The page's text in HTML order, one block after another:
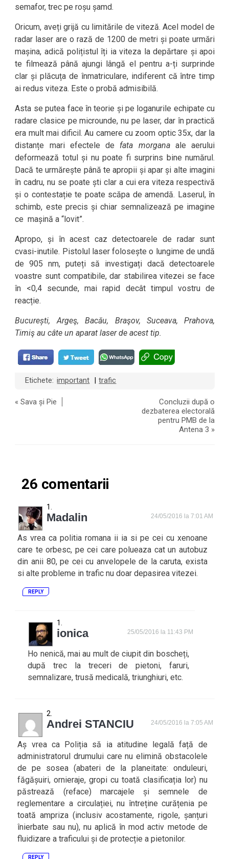
semafor, trec pe roșu șamd.
Oricum, aveți grijă cu limitările de viteză. Acel model de
radar laser are o rază de 1200 de metri și poate urmări
mașina, adică polițistul îți ia viteza la depărtare și apoi
te filmează până ajungi lângă el pentru a-ți surprinde
clar și plăcuța de înmatriculare, indiferent că între timp
ai redus viteza. Este o probă admisibilă.
Asta se putea face în teorie și pe loganurile echipate cu
radare clasice pe microunde, nu pe laser, dar în practică
era mult mai dificil. Au camere cu zoom optic 35x, dar la
distanțe mari efectele de fata morganaale aerului
deformează totul și nu poate fi surprins bine numărul.
Dacă te urmărește până te apropii și apar și alte imagini
în cadru, nu se poate ști clar a cui era viteza respectivă
și o contestație te poate scăpa de amendă. Laserul, în
schimb, este precis și chiar semnalizează pe imagine
ce mașină a “lovit”.
Apropo, și în acest caz detectoarele de radar sunt
cvasi-inutile. Pistolul laser folosește o lungime de undă
de 905 nm, puteți să investigați dacă detectoarele
voastre sunt compatibile, dar stabilirea vitezei se face
în <0,4 secunde, mai rapid decât timpul vostru de
reacție.
București, Argeş, Bacău, Braşov, Suceava, Prahova,
Timiş au câte un aparat laser de acest tip.
Etichete: important trafic
«Sava și Pie
Concluzii după o
dezbaterea electorală
pentru PMB de la
Antena 3 »
26 comentarii
Madalin 24/05/2016 la 7:01 AM
As vrea ca politia romana ii ia si pe cei cu xenoane
care te orbesc, pe cei care polueaza cat un autobuz
din anii 80, pe cei cu anvelopele de la caruta, exista
si alte probleme in trafic nu doar depasirea vitezei.
REPLY
ionica 25/05/2016 la 11:43 PM
Ho nenică, mai au mult de ciupit din boscheți,
după trec la treceri de pietoni, faruri,
semnalizare, trusă medicală, triunghiuri, etc.
Andrei STANCIU 24/05/2016 la 7:05 AM
Aș vrea ca Poliția să ia atitudine legală față de
administratorul drumului care nu elimină obstacolele
de pe sosea (abateri de la planeitate: onduleuri,
făgășuiri, ornieraje, gropi cu toată clasificația lor) nu
păstrează (reface) marcajele și semnele de
reglementare a circulației, nu întreține curățenia pe
toată ampriza (inclusiv acostamente, rigole, șanțuri
înierbate sau nu), nu aplică în mod activ metode de
fluidizare a traficului și de protecție a pietonilor.
REPLY